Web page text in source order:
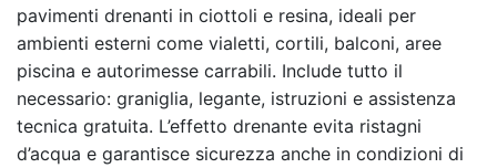
pavimenti drenanti in ciottoli e resina, ideali per
ambienti esterni come vialetti, cortili, balconi, aree
piscina e autorimesse carrabili. Include tutto il
necessario: graniglia, legante, istruzioni e assistenza
tecnica gratuita. L’effetto drenante evita ristagni
d’acqua e garantisce sicurezza anche in condizioni di